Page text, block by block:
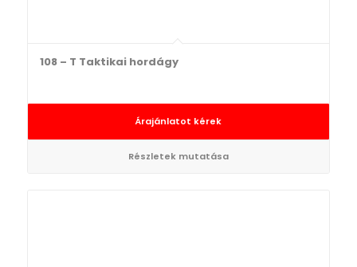
108 – T Taktikai hordágy
Árajánlatot kérek
Részletek mutatása